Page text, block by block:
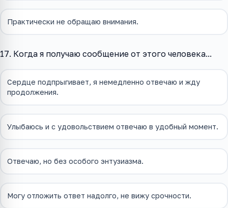
Практически не обращаю внимания.
17. Когда я получаю сообщение от этого человека...
Сердце подпрыгивает, я немедленно отвечаю и жду
продолжения.
Улыбаюсь и с удовольствием отвечаю в удобный момент.
Отвечаю, но без особого энтузиазма.
Могу отложить ответ надолго, не вижу срочности.